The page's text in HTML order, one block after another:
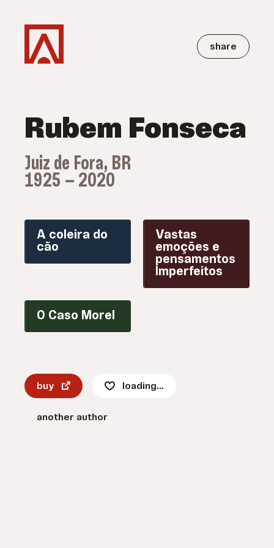
share
Rubem Fonseca
Juiz de Fora, BR
1925 — 2020
A coleira do
cão
Vastas
emoções e
pensamentos
Imperfeitos
O Caso Morel
buy loading...
another author